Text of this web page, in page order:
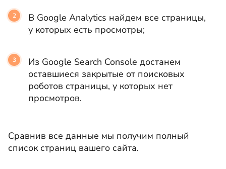
В Google Analytics найдем все страницы,
у которых есть просмотры;
Из Google Search Console достанем
оставшиеся закрытые от поисковых
роботов страницы, у которых нет
просмотров.
Сравнив все данные мы получим полный
список страниц вашего сайта.